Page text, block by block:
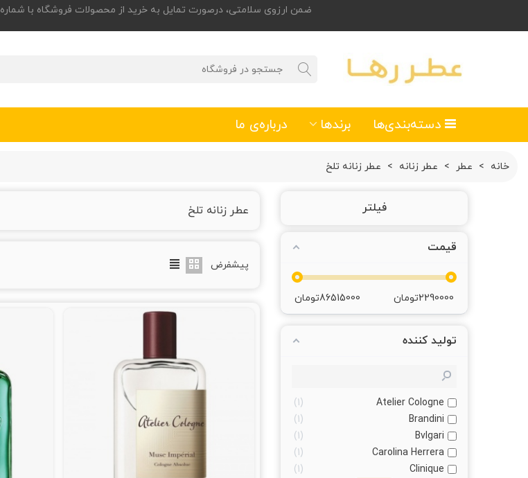
ضمن ارزوی سلامتی، درصورت تمایل به خرید از محصولات فروشگاه با شماره 09125367785 تماس حاصل فرمایید.
دسته‌بندی‌ها برندها درباره‌ی ما
خانه > عطر > عطر زنانه > عطر زنانه تلخ
فیلتر
قیمت
2290000تومان 86515000تومان
تولید کننده
Atelier Cologne
1
Brandini
1
Bvlgari
1
Carolina Herrera
1
Clinique
1
عطر زنانه تلخ
پیشفرض